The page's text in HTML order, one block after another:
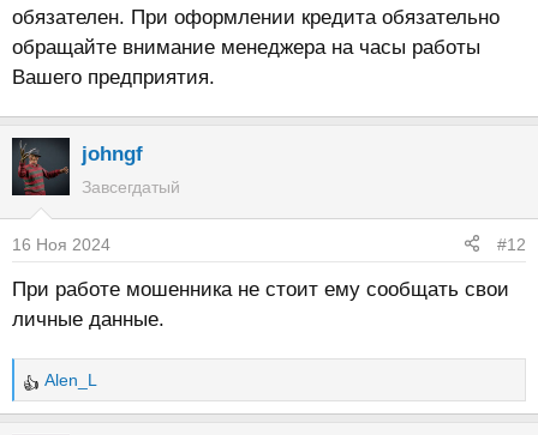
обязателен. При оформлении кредита обязательно
обращайте внимание менеджера на часы работы
Вашего предприятия.
johngf
Завсегдатый
16 Ноя 2024 #12
При работе мошенника не стоит ему сообщать свои
личные данные.
Р
е
Alen_L